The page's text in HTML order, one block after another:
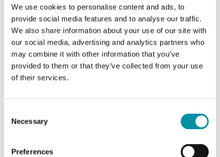
We use cookies to personalise content and ads, to
provide social media features and to analyse our traffic.
We also share information about your use of our site with
our social media, advertising and analytics partners who
may combine it with other information that you’ve
provided to them or that they’ve collected from your use
of their services.
Selection
Necessary
Preferences
Intervallo di misura, temp -20…70 °C
Uscita temperatura Modbus
Uscita umidità Modbus
Colore, base
Grigio (RAL